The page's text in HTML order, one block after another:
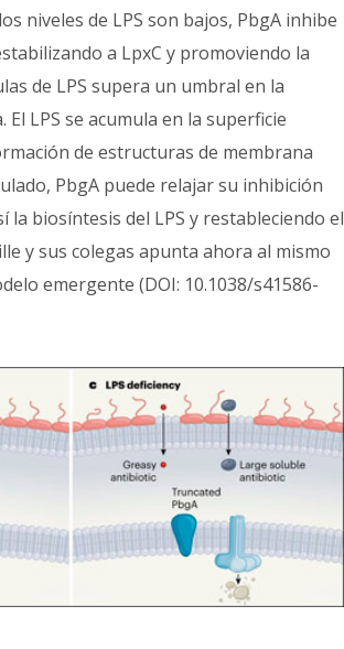
niveles de LPS son bajos, PbgA inhibe
a LpxC y promoviendo la
de LPS supera un umbral en la
LPS se acumula en la superficie
de estructuras de membrana
PbgA puede relajar su inhibición
la biosíntesis del LPS y restableciendo el
y sus colegas apunta ahora al mismo
emergente (DOI: 10.1038/s41586-